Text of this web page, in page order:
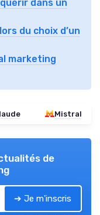
dans un
du choix d’un
marketing
Mistral
de
➔ Je m'inscris